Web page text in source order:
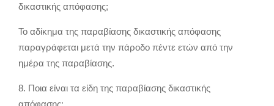
δικαστικής απόφασης;
Το αδίκημα της παραβίασης δικαστικής απόφασης
παραγράφεται μετά την πάροδο πέντε ετών από την
ημέρα της παραβίασης.
8. Ποια είναι τα είδη της παραβίασης δικαστικής
απόφασης;